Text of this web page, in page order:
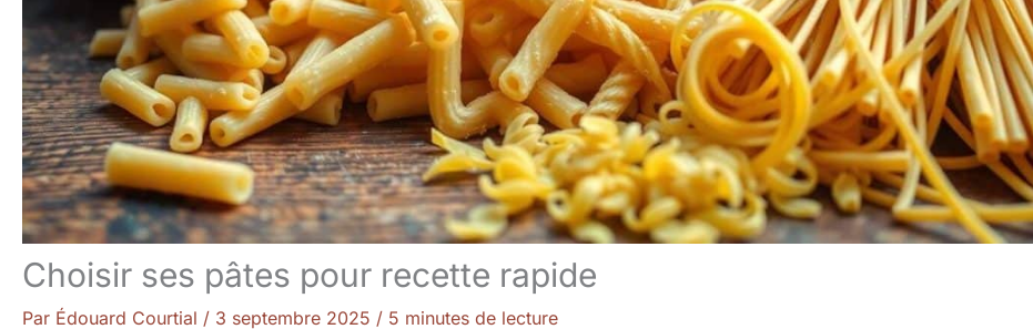
Choisir ses pâtes pour recette rapide
Par Édouard Courtial / 3 septembre 2025 / 5 minutes de lecture